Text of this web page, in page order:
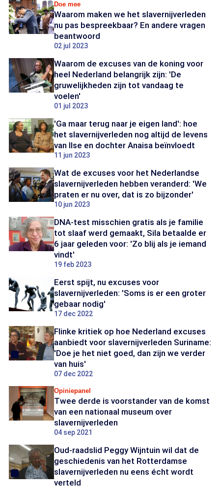
Doe mee
Waarom maken we het slavernijverleden
nu pas bespreekbaar? En andere vragen
beantwoord
02 jul 2023
Waarom de excuses van de koning voor
heel Nederland belangrijk zijn: 'De
gruwelijkheden zijn tot vandaag te
voelen'
01 jul 2023
'Ga maar terug naar je eigen land': hoe
het slavernijverleden nog altijd de levens
van Ilse en dochter Anaisa beïnvloedt
11 jun 2023
Wat de excuses voor het Nederlandse
slavernijverleden hebben veranderd: 'We
praten er nu over, dat is zo bijzonder'
10 jun 2023
DNA-test misschien gratis als je familie
tot slaaf werd gemaakt, Sila betaalde er
6 jaar geleden voor: 'Zo blij als je iemand
vindt'
19 feb 2023
Eerst spijt, nu excuses voor
slavernijverleden: 'Soms is er een groter
gebaar nodig'
17 dec 2022
Flinke kritiek op hoe Nederland excuses
aanbiedt voor slavernijverleden Suriname:
'Doe je het niet goed, dan zijn we verder
van huis'
07 dec 2022
Opiniepanel
Twee derde is voorstander van de komst
van een nationaal museum over
slavernijverleden
04 sep 2021
Oud-raadslid Peggy Wijntuin wil dat de
geschiedenis van het Rotterdamse
slavernijverleden nu eens écht wordt
verteld